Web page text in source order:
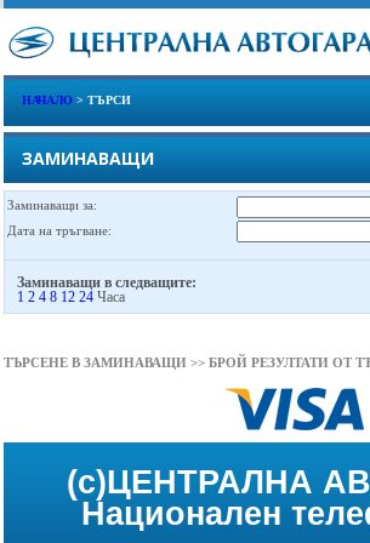
НАЧАЛО> ТЪРСИ
ЗАМИНАВАЩИ
Заминаващи за:
Дата на тръгване:
Заминаващи в следващите:
1 2 4 8 12 24Часа
ТЪРСЕНЕ В ЗАМИНАВАЩИ >> БРОЙ РЕЗУЛТАТИ ОТ
(c)ЦЕНТРАЛНА
Национален